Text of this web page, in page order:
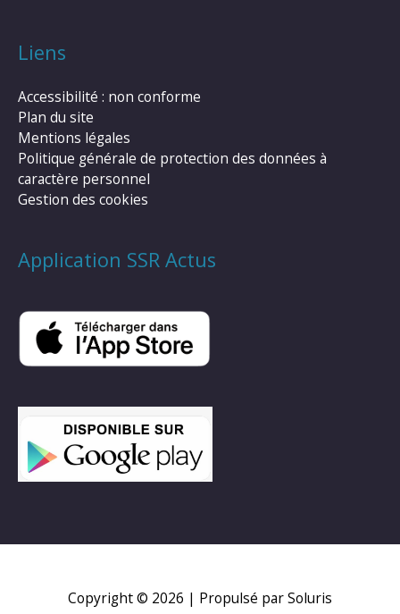
Liens
Accessibilité : non conforme
Plan du site
Mentions légales
Politique générale de protection des données à
caractère personnel
Gestion des cookies
Application SSR Actus
Copyright © 2026 | Propulsé par Soluris